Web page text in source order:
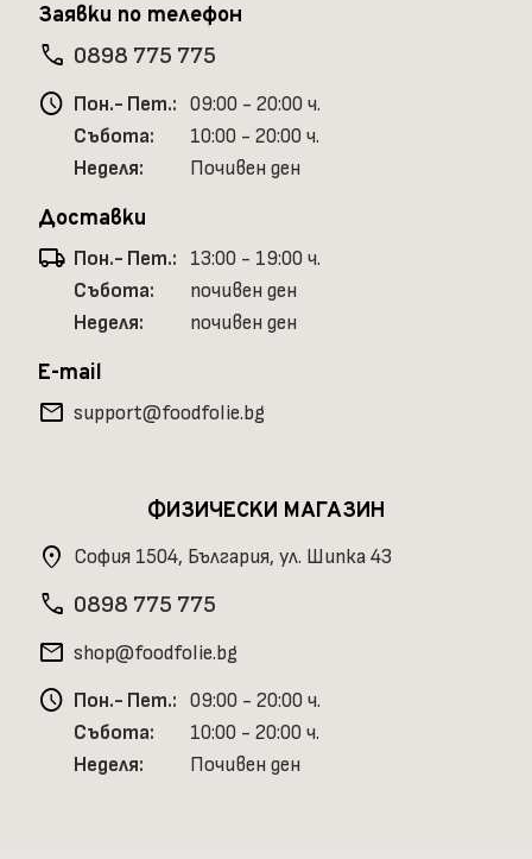
Заявки по телефон
phone 0898 775 775
schedule Пон.- Пет.: 09:00 - 20:00 ч.
Събота:
10:00 - 20:00 ч.
Неделя:
Почивен ден
Доставки
local_shipping Пон.- Пет.:
13:00 - 19:00 ч.
Събота:
почивен ден
Неделя:
почивен ден
E-mail
mail support@foodfolie.bg
ФИЗИЧЕСКИ МАГАЗИН
location_on София 1504, България, ул. Шипка 43
phone 0898 775 775
mail shop@foodfolie.bg
schedule Пон.- Пет.: 09:00 - 20:00 ч.
Събота:
10:00 - 20:00 ч.
Неделя:
Почивен ден